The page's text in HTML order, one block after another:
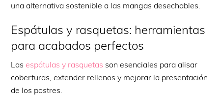
una alternativa sostenible a las mangas desechables.
Espátulas y rasquetas: herramientas
para acabados perfectos
Lasespátulas y rasquetas son esenciales para alisar
coberturas, extender rellenos y mejorar la presentación
de los postres.